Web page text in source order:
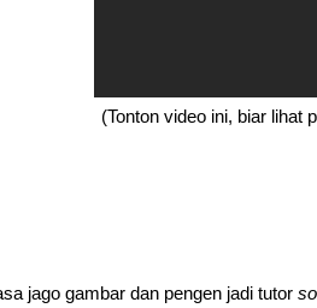
(Tonton video ini, biar lihat
jago gambar dan pengen jadi tutor